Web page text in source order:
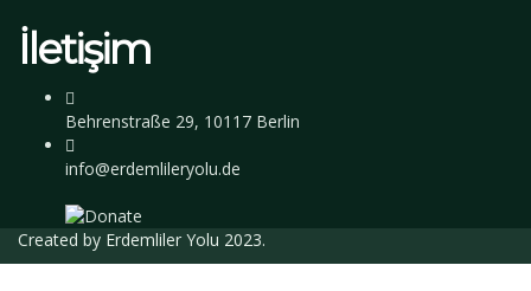
İletişim
Behrenstraße 29, 10117 Berlin
info@erdemlileryolu.de
Created by Erdemliler Yolu 2023.